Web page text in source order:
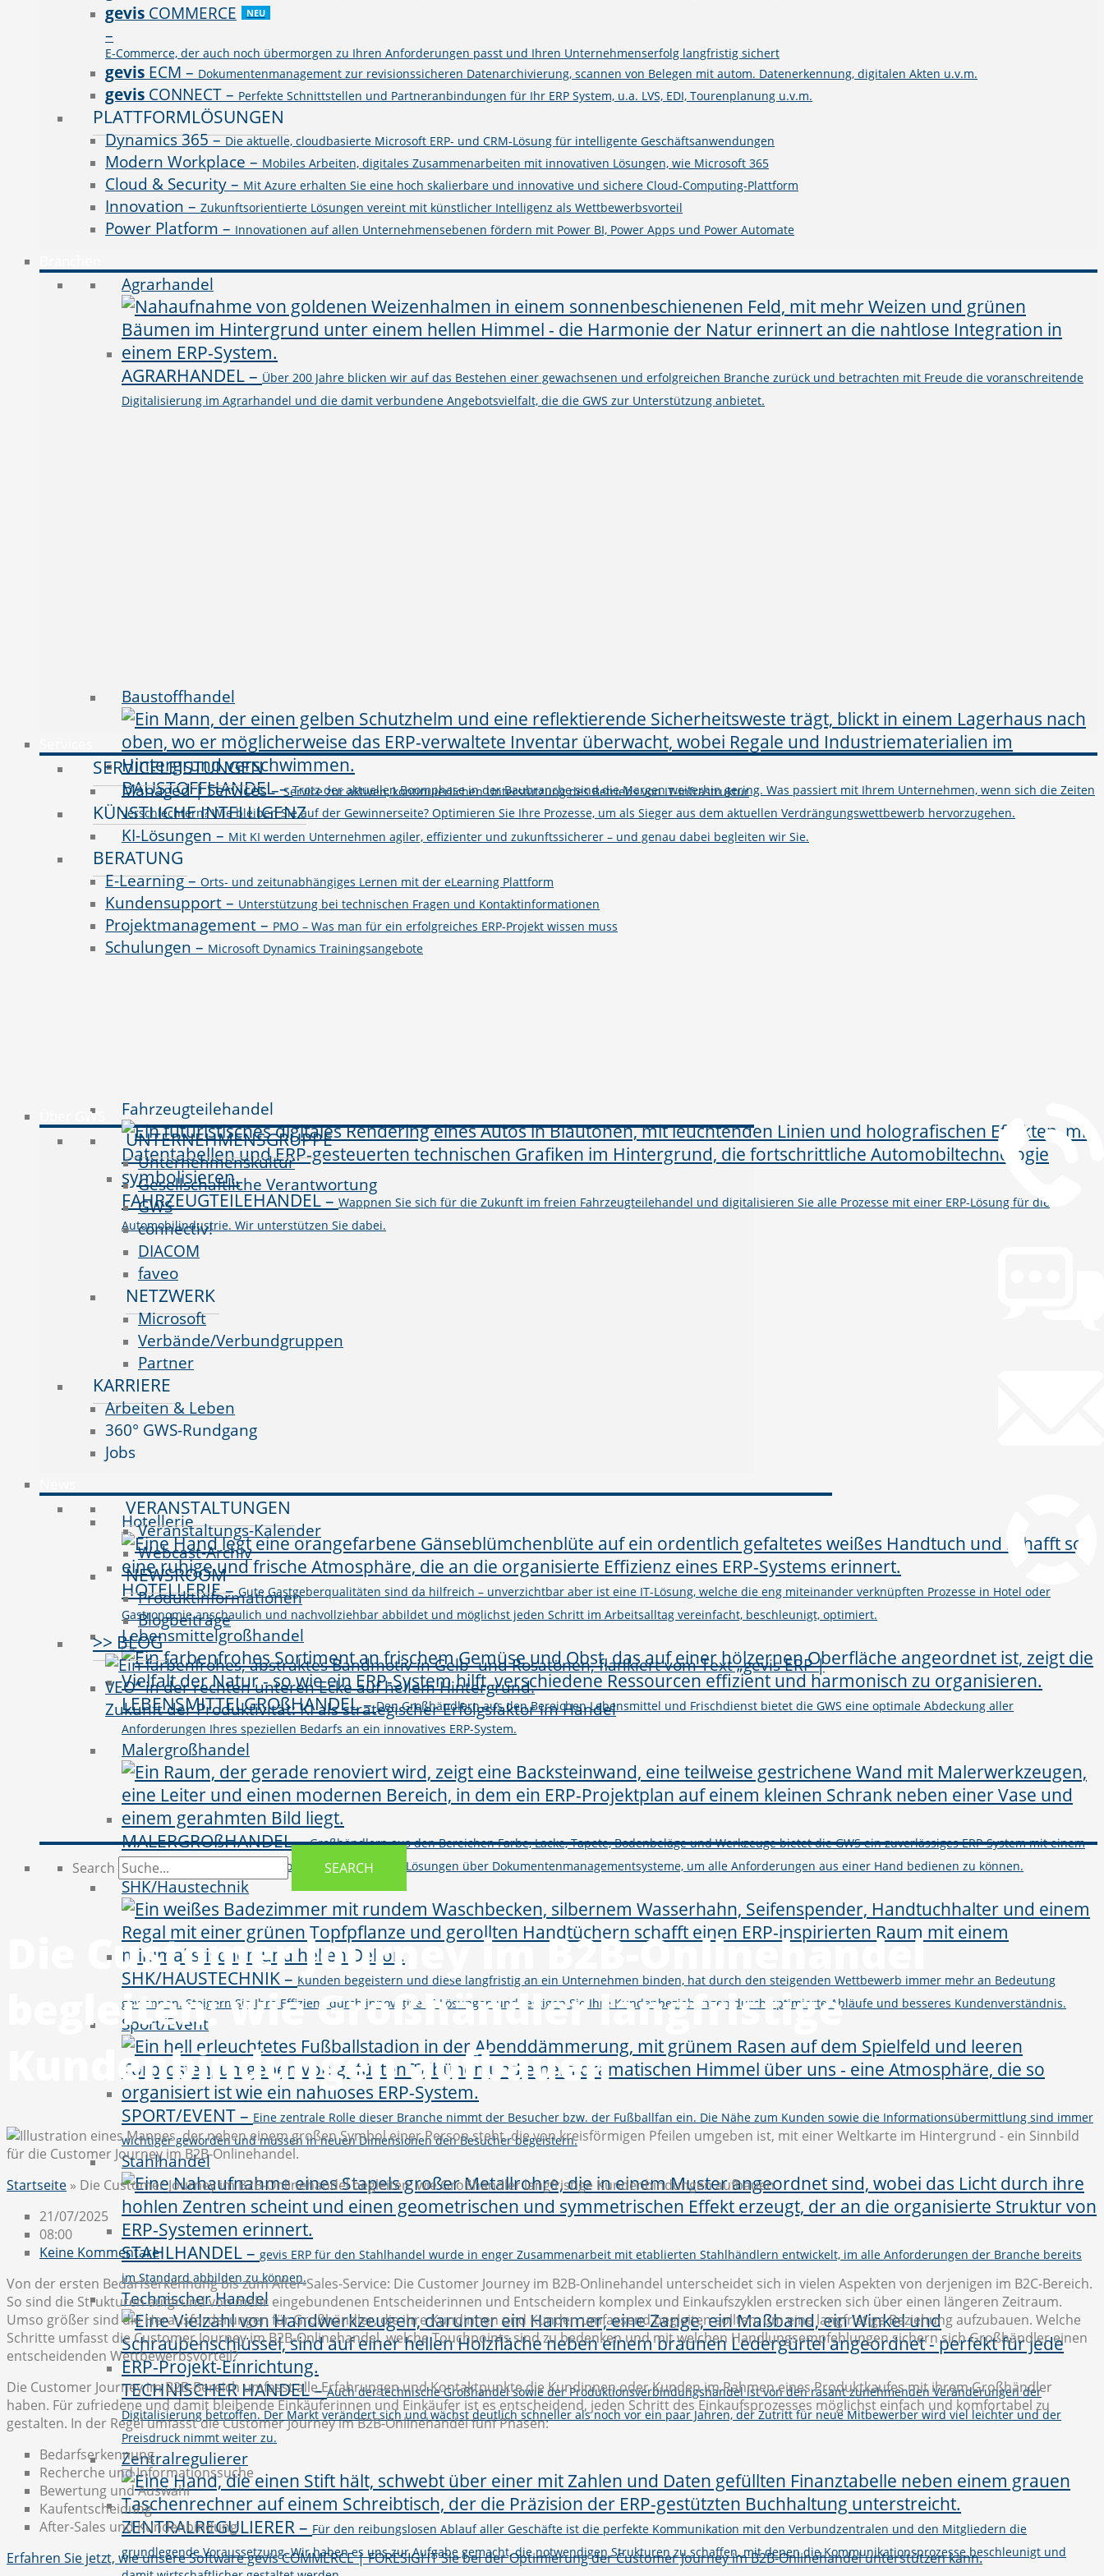
gevis COMMERCE
–
E-Commerce, der auch noch übermorgen zu Ihren Anforderungen passt und Ihren Unternehmenserfolg langfristig sichert
NEU
gevis ECM – Dokumentenmanagement zur revisionssicheren Datenarchivierung, scannen von Belegen mit autom. Datenerkennung, digitalen Akten u.v.m.
gevis CONNECT– Perfekte Schnittstellen und Partneranbindungen für Ihr ERP System, u.a. LVS, EDI, Tourenplanung u.v.m.
PLATTFORMLÖSUNGEN
Dynamics 365–Die aktuelle, cloudbasierte Microsoft ERP- und CRM-Lösung für intelligente Geschäftsanwendungen
Modern Workplace – Mobiles Arbeiten, digitales Zusammenarbeiten mit innovativen Lösungen, wie Microsoft 365
Cloud & Security– Mit Azure erhalten Sie eine hoch skalierbare und innovative und sichere Cloud-Computing-Plattform
Innovation – Zukunftsorientierte Lösungen vereint mit künstlicher Intelligenz als Wettbewerbsvorteil
Power Platform – Innovationen auf allen Unternehmensebenen fördern mit Power BI, Power Apps und Power Automate
Agrarhandel
AGRARHANDEL– Über 200 Jahre blicken wir auf das Bestehen einer gewachsenen und erfolgreichen Branche zurück und betrachten mit Freude die voranschreitende
Digitalisierung im Agrarhandel und die damit verbundene Angebotsvielfalt, die die GWS zur Unterstützung anbietet.
Baustoffhandel
BAUSTOFFHANDEL–Trotz der aktuellen Boomphase in der Baubranche sind die Margen weiterhin gering. Was passiert mit Ihrem Unternehmen, wenn sich die Zeiten
verschlechtern? Wie bleiben Sie auf der Gewinnerseite? Optimieren Sie Ihre Prozesse, um als Sieger aus dem aktuellen Verdrängungswettbewerb hervorzugehen.
Fahrzeugteilehandel
FAHRZEUGTEILEHANDEL– Wappnen Sie sich für die Zukunft im freien Fahrzeugteilehandel und digitalisieren Sie alle Prozesse mit einer ERP-Lösung für die
Automobilindustrie. Wir unterstützen Sie dabei.
Hotellerie
HOTELLERIE–Gute Gastgeberqualitäten sind da hilfreich – unverzichtbar aber ist eine IT-Lösung, welche die eng miteinander verknüpften Prozesse in Hotel oder
Gastronomie anschaulich und nachvollziehbar abbildet und möglichst jeden Schritt im Arbeitsalltag vereinfacht, beschleunigt, optimiert.
Lebensmittelgroßhandel
LEBENSMITTELGROßHANDEL–Den Großhändlern aus den Bereichen Lebensmittel und Frischdienst bietet die GWS eine optimale Abdeckung aller
Anforderungen Ihres speziellen Bedarfs an ein innovatives ERP-System.
Malergroßhandel
MALERGROßHANDEL–Großhändlern aus den Bereichen Farbe, Lacke, Tapete, Bodenbeläge und Werkzeuge bietet die GWS ein zuverlässiges ERP-System mit einem
vielseitigen Produktportfolio von BI, CRM und Shop-Lösungen über Dokumentenmanagementsysteme, um alle Anforderungen aus einer Hand bedienen zu können.
SHK/Haustechnik
SHK/HAUSTECHNIK– Kunden begeistern und diese langfristig an ein Unternehmen binden, hat durch den steigenden Wettbewerb immer mehr an Bedeutung
gewonnen. Steigern Sie Ihre Effizienz durch innovative IT-Lösungen und festigen Sie Ihre Kundenbeziehungen durch optimierte Abläufe und besseres Kundenverständnis.
Sport/Event
SPORT/EVENT– Eine zentrale Rolle dieser Branche nimmt der Besucher bzw. der Fußballfan ein. Die Nähe zum Kunden sowie die Informationsübermittlung sind immer
wichtiger geworden und müssen in neuen Dimensionen den Besucher begeistern.
Stahlhandel
STAHLHANDEL– gevis ERP für den Stahlhandel wurde in enger Zusammenarbeit mit etablierten Stahlhändlern entwickelt, im alle Anforderungen der Branche bereits
im Standard abbilden zu können.
Technischer Handel
TECHNISCHER HANDEL–Auch der technische Großhandel sowie der Produktionsverbindungshandel ist von den rasant zunehmenden Veränderungen der
Digitalisierung betroffen. Der Markt verändert sich und wächst deutlich schneller als noch vor ein paar Jahren, der Zutritt für neue Mitbewerber wird viel leichter und der
Preisdruck nimmt weiter zu.
Zentralregulierer
ZENTRALREGULIERER– Für den reibungslosen Ablauf aller Geschäfte ist die perfekte Kommunikation mit den Verbundzentralen und den Mitgliedern die
grundlegende Voraussetzung. Wir haben es uns zur Aufgabe gemacht, die notwendigen Strukturen zu schaffen, mit denen die Kommunikationsprozesse beschleunigt und
SERVICELEISTUNGEN
Managed | Services–Service zur aktiven, kontinuierlichen Unterstützung des Betriebs von IT-Infrastruktur
KÜNSTLICHE INTELLIGENZ
KI-Lösungen – Mit KI werden Unternehmen agiler, effizienter und zukunftssicherer – und genau dabei begleiten wir Sie.
BERATUNG
E-Learning– Orts- und zeitunabhängiges Lernen mit der eLearning Plattform
Kundensupport– Unterstützung bei technischen Fragen und Kontaktinformationen
Projektmanagement– PMO – Was man für ein erfolgreiches ERP-Projekt wissen muss
Schulungen – Microsoft Dynamics Trainingsangebote
Über GWS
UNTERNEHMENSGRUPPE
Unternehmenskultur
Gesellschaftliche Verantwortung
GWS
connectiv!
DIACOM
faveo
NETZWERK
Microsoft
Verbände/Verbundgruppen
Partner
KARRIERE
Arbeiten & Leben
360° GWS-Rundgang
Jobs
VERANSTALTUNGEN
Veranstaltungs-Kalender
Webcast-Archiv
NEWSROOM
Produktinformationen
Blogbeiträge
>> BLOG
Zukunft der Produktivität: KI als strategischer Erfolgsfaktor im Handel
Search SEARCH
Die Customer Journey im B2B-Onlinehandel
begleiten: wie Großhändler langfristige
Kundenbindungen aufbauen
Startseite » Die Customer Journey im B2B-Onlinehandel begleiten: wie Großhändler langfristige Kundenbindungen aufbauen
21/07/2025
08:00
Keine Kommentare
Von der ersten Bedarfserkennung bis zum After-Sales-Service: Die Customer Journey im B2B-Onlinehandel unterscheidet sich in vielen Aspekten von derjenigen im B2C-Bereich.
So sind die Strukturen aufgrund von mehr eingebundenen Entscheiderinnen und Entscheidern komplex und Einkaufszyklen erstrecken sich über einen längeren Zeitraum.
Umso größer sind die Herausforderungen für Großhändler, die ihre Kundinnen und Kunden umfassend begleiten sollten, um eine langfristige Beziehung aufzubauen. Welche
Schritte umfasst die Customer Journey im B2B-Onlinehandel, welche Touchpoints sind zu bedenken und mit welchen Handlungsempfehlungen sichern sich Großhändler einen
entscheidenden Wettbewerbsvorteil?
Die Customer Journey im B2B-Bereich umfasst alle Erfahrungen und Kontaktpunkte die Kundinnen oder Kunden im Rahmen eines Produktkaufes mit ihrem Großhändler
haben. Für zufriedene und damit bleibende Einkäuferinnen und Einkäufer ist es entscheidend, jeden Schritt des Einkaufsprozesses möglichst einfach und komfortabel zu
gestalten. In der Regel umfasst die Customer Journey im B2B-Onlinehandel fünf Phasen:
Bedarfserkennung
Recherche und Informationssuche
Bewertung und Auswahl
Kaufentscheidung
After-Sales und Kundenbindung
Erfahren Sie jetzt, wie unsere Software gevis COMMERCE | FORESIGHT Sie bei der Optimierung der Customer Journey im B2B-Onlinehandel unterstützen kann.